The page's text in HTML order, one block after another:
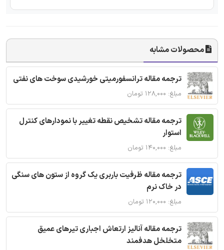
محصولات مشابه
ترجمه مقاله ترانسفورمیتی خورشیدی سوخت های نفتی
مبلغ: ۱۲۸,۰۰۰ تومان
ترجمه مقاله تشخیص نقطه تغییر با نمودارهای کنترل
استوار
مبلغ: ۱۴۰,۰۰۰ تومان
ترجمه مقاله ظرفیت باربری یک گروه از ستون های سنگی
در خاک نرم
مبلغ: ۱۲۰,۰۰۰ تومان
ترجمه مقاله آنالیز ارتعاش اجباری تیرهای عمیق
متخلخل هدفمند